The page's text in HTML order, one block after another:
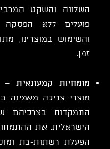
השלווה והשקט
פועלים ללא הפסקה
והשימוש במוצרינו,
זמן.
מומחיות קמעונאית–
מוצרי צריכה מאמינה
התמקדות בצרכיהם
הישראלית. את
הפעלת רשתות-בת